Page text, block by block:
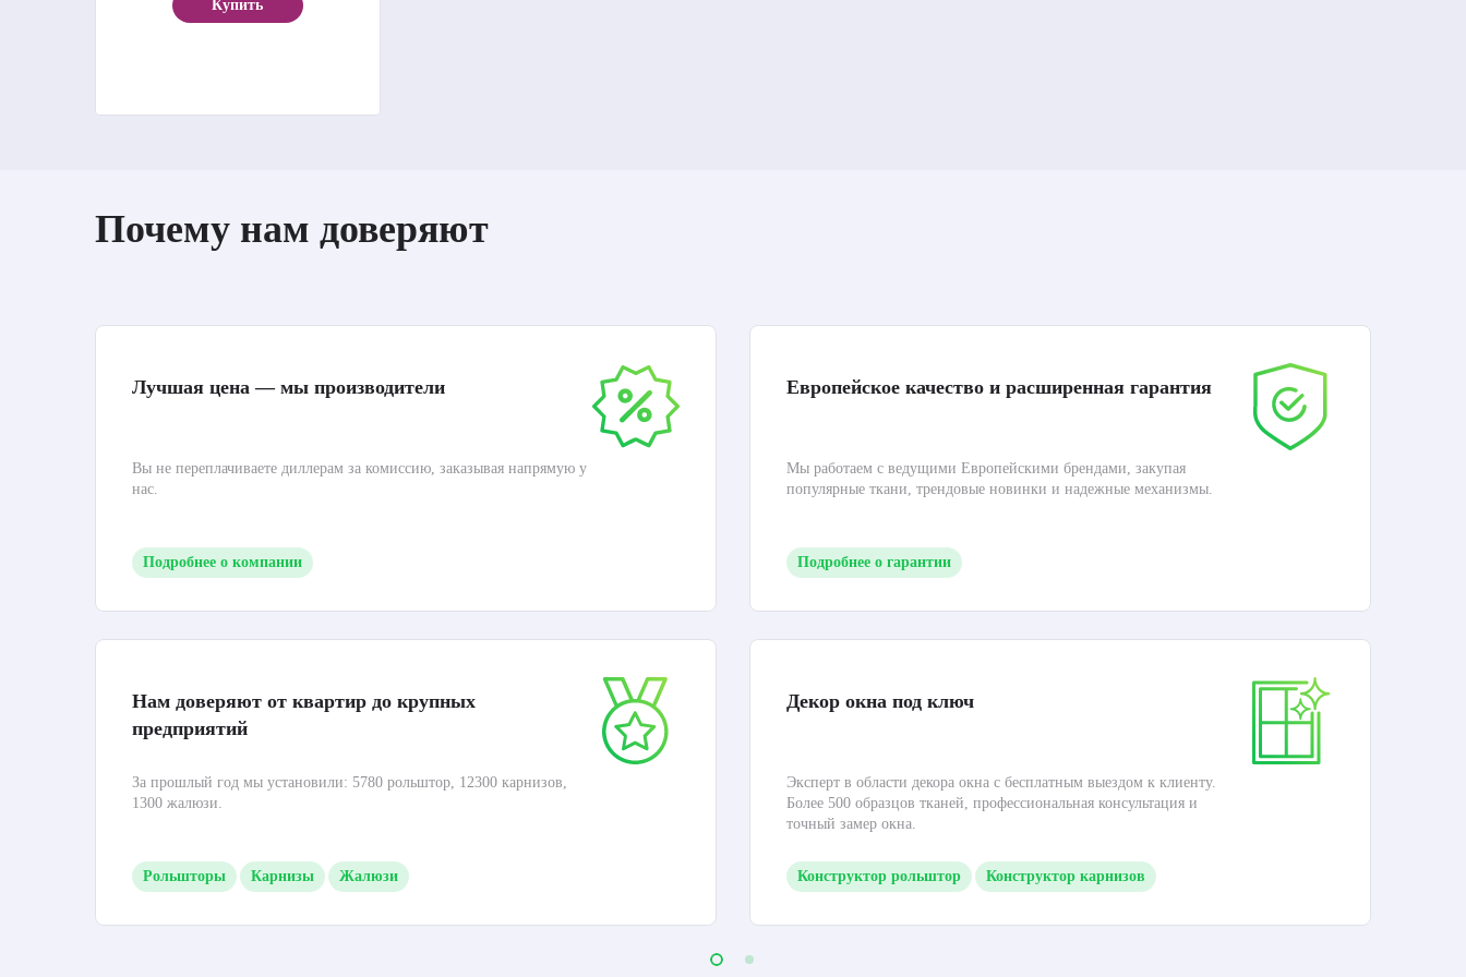
Купить
Почему нам доверяют
Лучшая цена — мы производители
Вы не переплачиваете диллерам за комиссию, заказывая напрямую у
нас.
Подробнее о компании
Нам доверяют от квартир до крупных
предприятий
За прошлый год мы установили: 5780 рольштор, 12300 карнизов,
1300 жалюзи.
Рольшторы Карнизы Жалюзи
Европейское качество и расширенная гарантия
Мы работаем с ведущими Европейскими брендами, закупая
популярные ткани, трендовые новинки и надежные механизмы.
Подробнее о гарантии
Декор окна под ключ
Эксперт в области декора окна с бесплатным выездом к клиенту.
Более 500 образцов тканей, профессиональная консультация и
точный замер окна.
Конструктор рольштор Конструктор карнизов